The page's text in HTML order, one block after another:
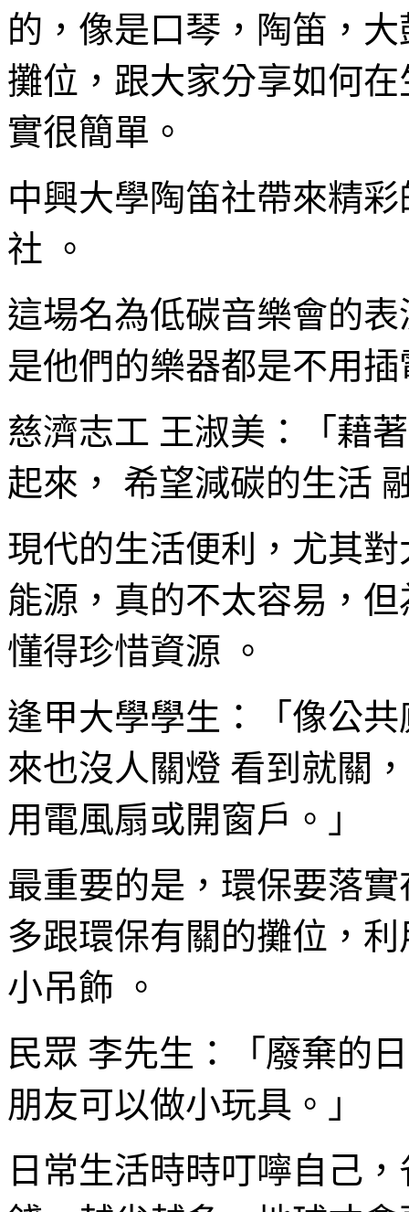
的，像是口琴，陶笛，
攤位，跟大家分享如何
實很簡單。
中興大學陶笛社帶來精
社 。
這場名為低碳音樂會的
是他們的樂器都是不用插
慈濟志工 王淑美：「藉
起來， 希望減碳的生活
現代的生活便利，尤其
能源，真的不太容易，
懂得珍惜資源 。
逢甲大學學生：「像公
來也沒人關燈 看到就關
用電風扇或開窗戶。」
最重要的是，環保要落
多跟環保有關的攤位，
小吊飾 。
民眾 李先生：「廢棄的
朋友可以做小玩具。」
日常生活時時叮嚀自己